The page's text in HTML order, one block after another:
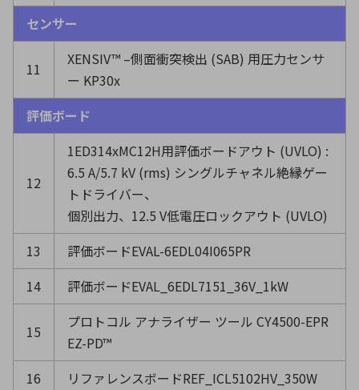
センサー
11
XENSIV™ –側面衝突検出 (SAB) 用圧力センサ
ー KP30x
評価ボード
12
1ED314xMC12H用評価ボードアウト (UVLO) :
6.5 A/5.7 kV (rms) シングルチャネル絶縁ゲー
トドライバー、
個別出力、12.5 V低電圧ロックアウト (UVLO)
13
評価ボードEVAL-6EDL04I065PR
14
評価ボードEVAL_6EDL7151_36V_1kW
15
プロトコル アナライザー ツール CY4500-EPR
EZ-PD™
16
リファレンスボードREF_ICL5102HV_350W